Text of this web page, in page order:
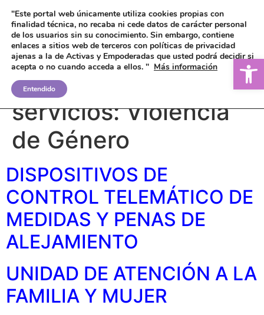
Tipo de ayudas y
servicios:Violencia
de Género
DISPOSITIVOS DE
CONTROL TELEMÁTICO DE
MEDIDAS Y PENAS DE
ALEJAMIENTO
UNIDAD DE ATENCIÓN A LA
FAMILIA Y MUJER
"Este portal web únicamente utiliza cookies propias con
finalidad técnica, no recaba ni cede datos de carácter personal
de los usuarios sin su conocimiento. Sin embargo, contiene
enlaces a sitios web de terceros con políticas de privacidad
ajenas a la de Activas y Empoderadas que usted podrá decidir si
acepta o no cuando acceda a ellos. " Más información
Entendido